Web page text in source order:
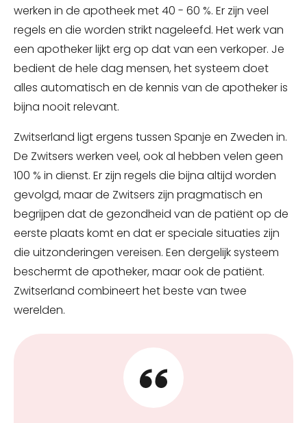
werken in de apotheek met 40 - 60 %. Er zijn veel
regels en die worden strikt nageleefd. Het werk van
een apotheker lijkt erg op dat van een verkoper. Je
bedient de hele dag mensen, het systeem doet
alles automatisch en de kennis van de apotheker is
bijna nooit relevant.
Zwitserland ligt ergens tussen Spanje en Zweden in.
De Zwitsers werken veel, ook al hebben velen geen
100 % in dienst. Er zijn regels die bijna altijd worden
gevolgd, maar de Zwitsers zijn pragmatisch en
begrijpen dat de gezondheid van de patiënt op de
eerste plaats komt en dat er speciale situaties zijn
die uitzonderingen vereisen. Een dergelijk systeem
beschermt de apotheker, maar ook de patiënt.
Zwitserland combineert het beste van twee
werelden.